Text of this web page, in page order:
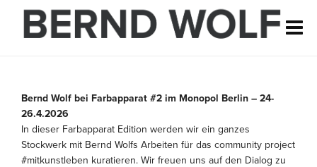
Bernd Wolf bei Farbapparat #2 im Monopol Berlin – 24-
26.4.2026
In dieser Farbapparat Edition werden wir ein ganzes
Stockwerk mit Bernd Wolfs Arbeiten für das community project
#mitkunstleben kuratieren. Wir freuen uns auf den Dialog zu